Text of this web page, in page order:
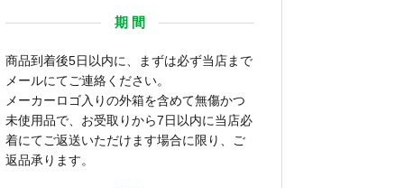
期 間
商品到着後5日以内に、まずは必ず当店まで
メールにてご連絡ください。
メーカーロゴ入りの外箱を含めて無傷かつ
未使用品で、お受取りから7日以内に当店必
着にてご返送いただけます場合に限り、ご
返品承ります。